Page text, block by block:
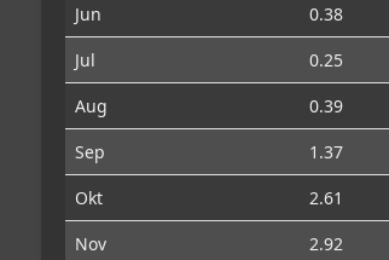
Jun
0.38
Jul
0.25
Aug
0.39
Sep
1.37
Okt
2.61
Nov
2.92